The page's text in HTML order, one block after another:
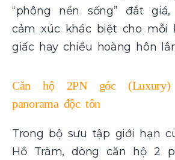
“phông nền sống” đắt
cảm xúc khác biệt cho mỗi
giấc hay chiều hoàng hôn
Căn hộ 2PN góc
panorama độc tôn
Trong bộ sưu tập giới hạn
Hồ Tràm, dòng căn hộ 2